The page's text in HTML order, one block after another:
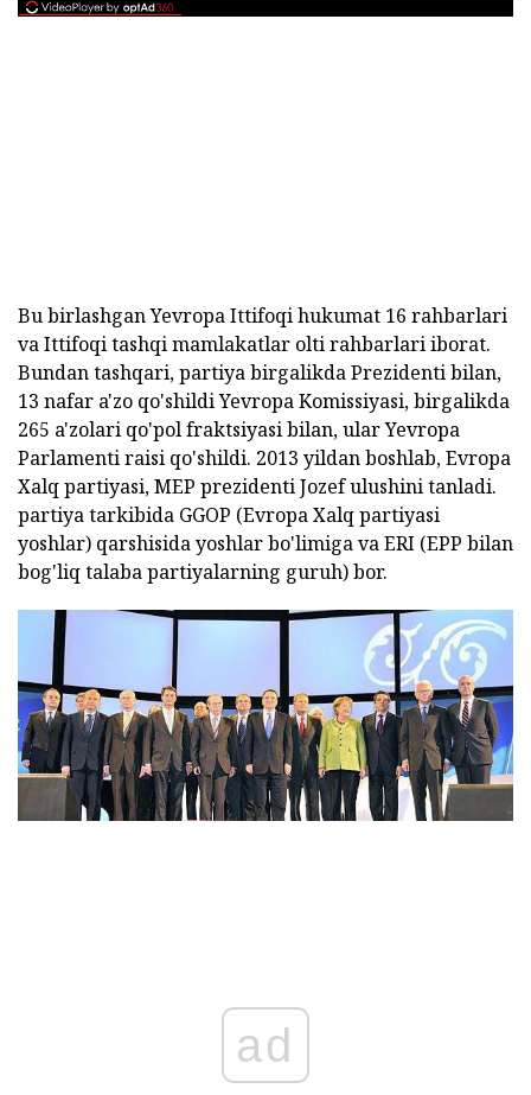
Bu birlashgan Yevropa Ittifoqi hukumat 16 rahbarlari
va Ittifoqi tashqi mamlakatlar olti rahbarlari iborat.
Bundan tashqari, partiya birgalikda Prezidenti bilan,
13 nafar a'zo qo'shildi Yevropa Komissiyasi, birgalikda
265 a'zolari qo'pol fraktsiyasi bilan, ular Yevropa
Parlamenti raisi qo'shildi. 2013 yildan boshlab, Evropa
Xalq partiyasi, MEP prezidenti Jozef ulushini tanladi.
partiya tarkibida GGOP (Evropa Xalq partiyasi
yoshlar) qarshisida yoshlar bo'limiga va ERI (EPP bilan
bog'liq talaba partiyalarning guruh) bor.
ad